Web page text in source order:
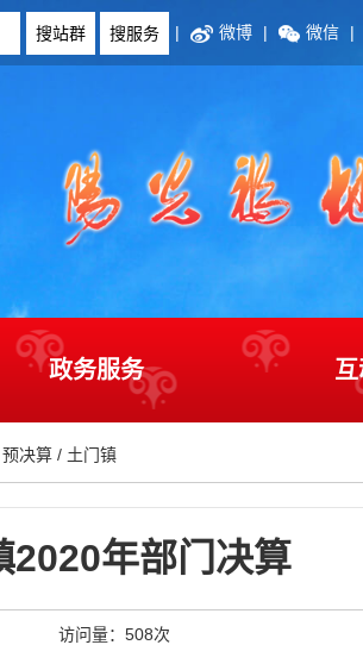
| 微博 | 微信 |
政务服务
决算 / 土门镇
2020年部门决算
访问量： 508次